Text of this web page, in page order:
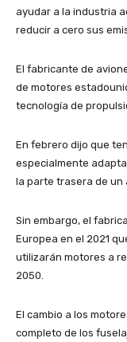
ayudar a la industria
reducir a cero sus
El fabricante de
de motores
tecnología de
En febrero dijo que
especialmente
la parte trasera de un
Sin embargo, el
Europea en el 2021
utilizarán motores a
2050.
El cambio a los
completo de los